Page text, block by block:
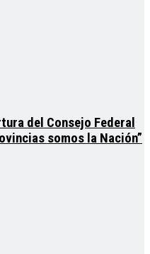
del Consejo Federal
somos la Nación”